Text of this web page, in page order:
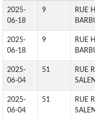
2025-
06-18
9
RUE
2025-
06-18
9
RUE
2025-
06-04
51
RUE
2025-
06-04
51
RUE